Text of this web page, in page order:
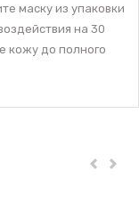
маску из упаковки
на 30
кожу до полного
Пред